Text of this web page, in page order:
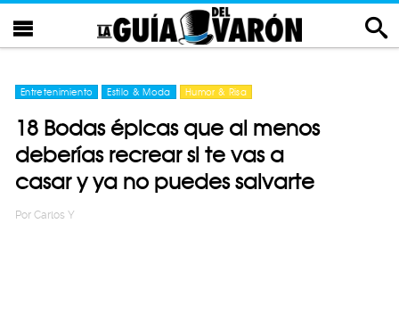
Entretenimiento Estilo & Moda Humor & Risa
18 Bodas épicas que al menos
deberías recrear si te vas a
casar y ya no puedes salvarte
Por Carlos Y